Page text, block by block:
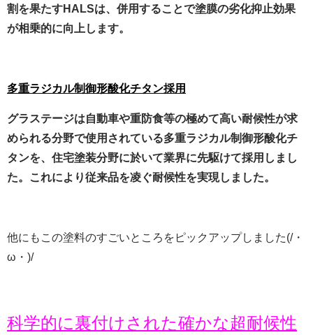
割を果たすHALSは、併用することで塗膜の劣化抑止効果
が相乗的に向上します。
多重ラジカル制御形酸化チタン採用
グラステージは自動車や重防食等の極めて高い耐候性が求
められる分野で使用されている多重ラジカル制御形酸化チ
タンを、住宅塗装分野に於いて業界に先駆けて採用しまし
た。これにより従来品を凌ぐ耐候性を実現しました。
他にもこの塗料のすごいところをピックアップしました(/・
ω・)/
科学的に裏付けされた確かな超耐候性